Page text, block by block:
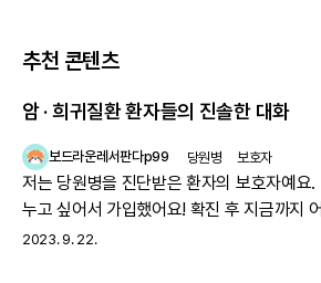
추천 콘텐츠
암 · 희귀질환 환자들의 진솔한 대화
보드라운레서판다p99 당원병 보호자
저는 당원병을 진단받은 환자의 보호자예요
누고 싶어서 가입했어요! 확진 후 지금까지
요 🔍
2023. 9. 22.